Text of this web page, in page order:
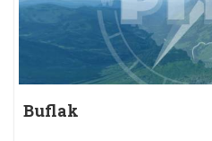
Buflak